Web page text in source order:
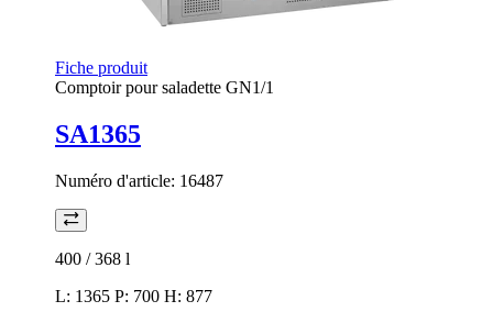
Fiche produit
Comptoir pour saladette GN1/1
SA1365
Numéro d'article: 16487
400 / 368 l
L: 1365 P: 700 H: 877